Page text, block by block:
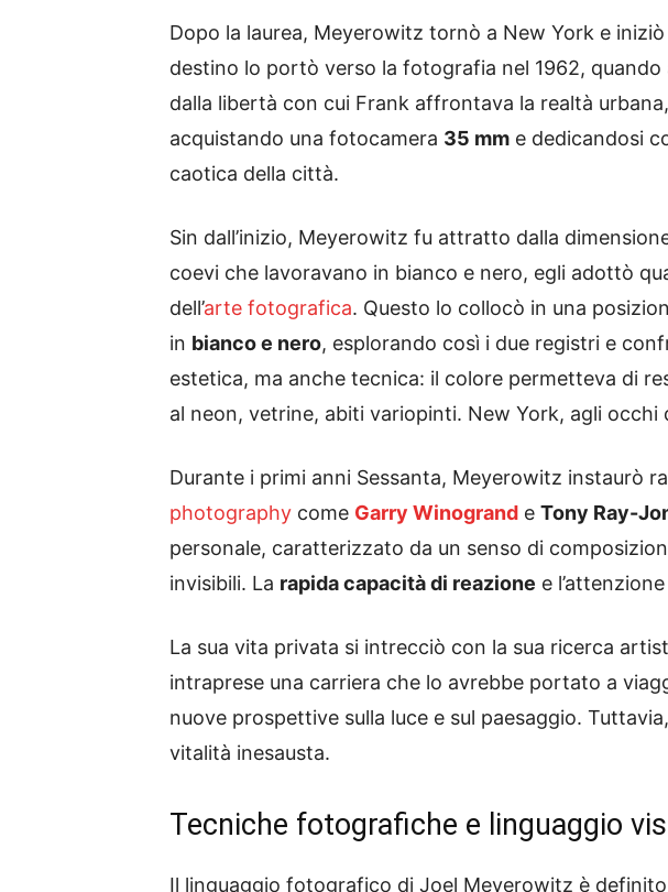
Dopo la laurea, Meyerowitz tornò a New York e
destino lo portò verso la fotografia nel 1962,
dalla libertà con cui Frank affrontava la realtà
acquistando una fotocamera 35 mm e dedicandosi
caotica della città.
Sin dall’inizio, Meyerowitz fu attratto dalla
coevi che lavoravano in bianco e nero, egli adottò
dell’arte fotografica. Questo lo collocò in una
in bianco e nero, esplorando così i due registri e
estetica, ma anche tecnica: il colore permetteva di
al neon, vetrine, abiti variopinti. New York, agli
Durante i primi anni Sessanta, Meyerowitz instaurò
photography come Garry Winogrand e Tony Ray-
personale, caratterizzato da un senso di
invisibili. La rapida capacità di reazione e
La sua vita privata si intrecciò con la sua ricerca
intraprese una carriera che lo avrebbe portato a
nuove prospettive sulla luce e sul paesaggio.
vitalità inesausta.
Tecniche fotografiche e linguaggio
Il linguaggio fotografico di Joel Meyerowitz è